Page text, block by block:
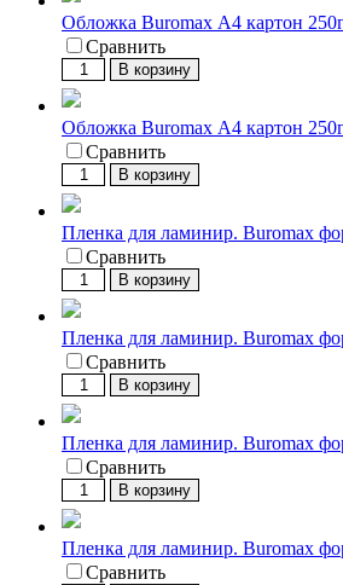
Обложка Buromax А4 картон
Сравнить
В корзину
Обложка Buromax А4 картон
Сравнить
В корзину
Пленка для ламинир. Buromax
Сравнить
В корзину
Пленка для ламинир. Buromax
Сравнить
В корзину
Пленка для ламинир. Buromax
Сравнить
В корзину
Пленка для ламинир. Buromax
Сравнить